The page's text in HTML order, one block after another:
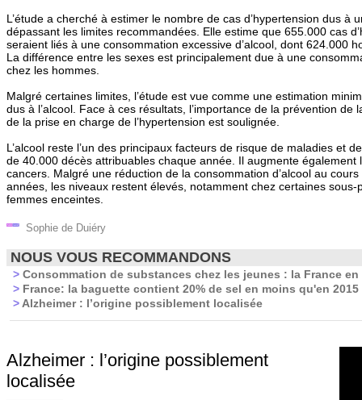
L’étude a cherché à estimer le nombre de cas d’hypertension dus à
dépassant les limites recommandées. Elle estime que 655.000 cas
seraient liés à une consommation excessive d’alcool, dont 624.000
La différence entre les sexes est principalement due à une
chez les hommes.
Malgré certaines limites, l’étude est vue comme une estimation
dus à l’alcool. Face à ces résultats, l’importance de la prévention de
de la prise en charge de l’hypertension est soulignée.
L’alcool reste l’un des principaux facteurs de risque de maladies et
de 40.000 décès attribuables chaque année. Il augmente également
cancers. Malgré une réduction de la consommation d’alcool au
années, les niveaux restent élevés, notamment chez certaines sous-
femmes enceintes.
Sophie de Duiéry
NOUS VOUS RECOMMANDONS
> Consommation de substances chez les jeunes : la France
> France: la baguette contient 20% de sel en moins qu'en 2015
> Alzheimer : l’origine possiblement localisée
Alzheimer : l’origine possiblement
localisée